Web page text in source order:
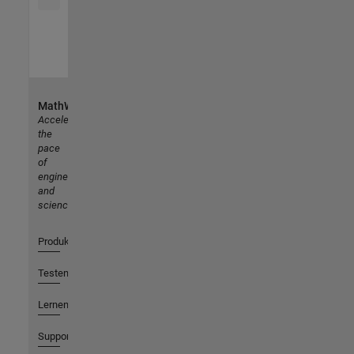
MathWorks
Accelerating
the
pace
of
engineering
and
science
Produkte
Testen oder Kaufen
Lernen
Support